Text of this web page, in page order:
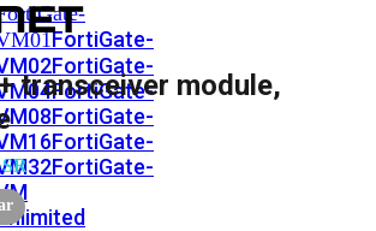
FortiGate-
FortiGate-
FortiGate-
FortiGate-
FortiGate-
FortiGate-
transceiver module,